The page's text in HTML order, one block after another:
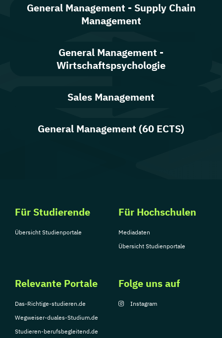
General Management - Supply Chain
Management
General Management -
Wirtschaftspsychologie
Sales Management
General Management (60 ECTS)
Für Studierende
Übersicht Studienportale
Für Hochschulen
Mediadaten
Übersicht Studienportale
Relevante Portale
Das-Richtige-studieren.de
Wegweiser-duales-Studium.de
Studieren-berufsbegleitend.de
Folge uns auf
Instagram